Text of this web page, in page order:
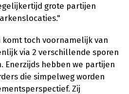
grote partijen
komt toch voornamelijk van
via 2 verschillende sporen
Enerzijds hebben we partijen
die simpelweg worden
Zij